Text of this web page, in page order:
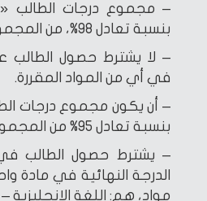
بنسبة تعادل 98%، من المجموع الكلي فقط.
– لا يشترط حصول الطالب
في أي من المواد المقررة.
بنسبة تعادل 95% من المجموع الكلي فقط.
– يشترط حصول الطالب
مواد، هم: اللغة الإنجليزية